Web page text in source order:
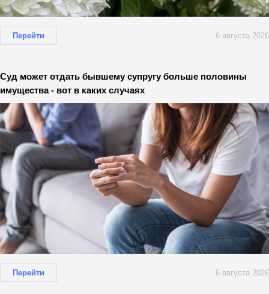
Перейти 6 августа 2026
Суд может отдать бывшему супругу больше половины
имущества - вот в каких случаях
Перейти 6 августа 2026